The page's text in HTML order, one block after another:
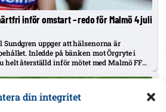
din integritet
inför omstart – redo för Malmö 4 juli
Sundgren uppger att hälsenorna är
Inledde på bänken mot Örgryte i
helt återställd inför mötet med Malmö FF